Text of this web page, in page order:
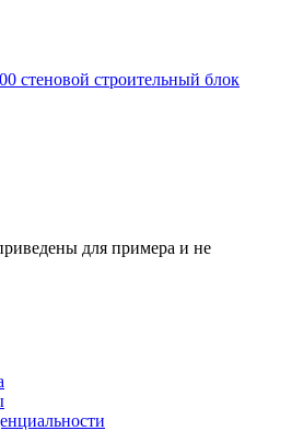
стеновой строительный блок
для примера и не